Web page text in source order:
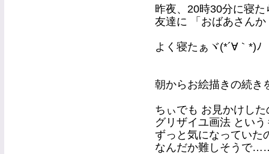
昨夜、20時30分に寝
友達に 「おばあさん
よく寝たぁヾ(*´∀｀*)ﾉ
朝からお絵描きの続き
ちぃでも お見かけし
グリザイユ画法 とい
ずっと気になっていた
なんだか難しそうで